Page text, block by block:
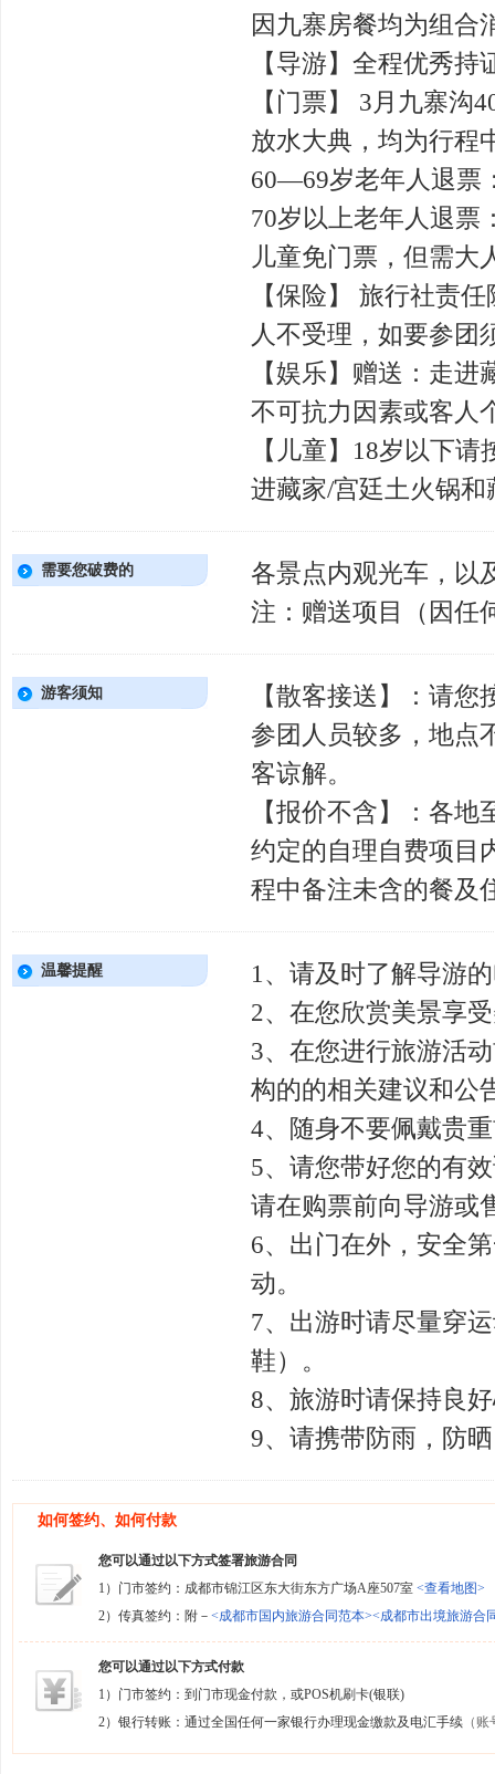
因九寨房餐均为组合
【导游】全程优秀
【门票】 3月九寨沟
放水大典，均为行程
60—69岁老年人退票
70岁以上老年人退票
儿童免门票，但需大
【保险】 旅行社责
人不受理，如要参团
【娱乐】赠送：走
不可抗力因素或客人
【儿童】18岁以下
进藏家/宫廷土火锅和
需要您破费的
各景点内观光车，以
注：赠送项目（因任
游客须知
【散客接送】：请
参团人员较多，地点
客谅解。
【报价不含】：各
约定的自理自费项目
程中备注未含的餐及
温馨提醒
1、请及时了解导游
2、在您欣赏美景享
3、在您进行旅游活
构的的相关建议和公
4、随身不要佩戴贵
5、请您带好您的有
请在购票前向导游或
6、出门在外，安全
动。
7、出游时请尽量穿
鞋）。
8、旅游时请保持良
9、请携带防雨，防
如何签约、如何付款
您可以通过以下方式签署旅游合同
1）门市签约：成都市锦江区东大街东方广场A座507室 <查看地图>
2）传真签约：附－ <成都市国内旅游合同范本><成都市出境旅游合
您可以通过以下方式付款
1）门市签约：到门市现金付款，或POS机刷卡(银联)
2）银行转账：通过全国任何一家银行办理现金缴款及电汇手续 （